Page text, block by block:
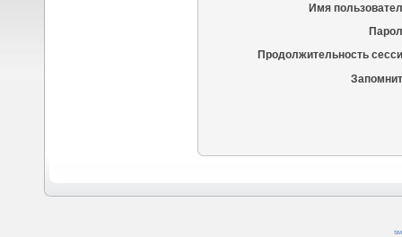
Имя
Продолжительность